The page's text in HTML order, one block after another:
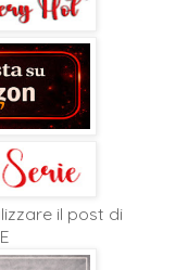
il post di